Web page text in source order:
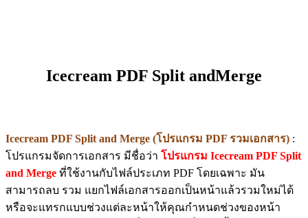
Icecream PDF Split andMerge
Icecream PDF Split and Merge (โปรแกรม PDF รวมเอกสาร) :
โปรแกรมจัดการเอกสาร มีชื่อว่า โปรแกรม Icecream PDF Split
and Merge ที่ใช้งานกับไฟล์ประเภท PDF โดยเฉพาะ มัน
สามารถลบ รวม แยกไฟล์เอกสารออกเป็นหน้าแล้วรวมใหม่ได้
หรือจะแทรกแบบช่วงแต่ละหน้าให้คุณกำหนดช่วงของหน้า